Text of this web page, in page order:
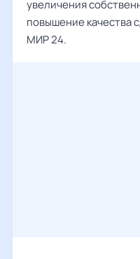
увеличения
повышение качества
МИР 24.